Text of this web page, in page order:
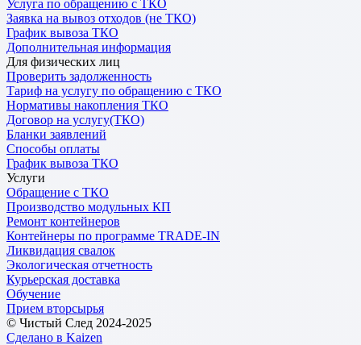
Услуга по обращению с ТКО
Заявка на вывоз отходов (не ТКО)
График вывоза ТКО
Дополнительная информация
Для физических лиц
Проверить задолженность
Тариф на услугу по обращению с ТКО
Нормативы накопления ТКО
Договор на услугу(ТКО)
Бланки заявлений
Способы оплаты
График вывоза ТКО
Услуги
Обращение с ТКО
Производство модульных КП
Ремонт контейнеров
Контейнеры по программе TRADE-IN
Ликвидация свалок
Экологическая отчетность
Курьерская доставка
Обучение
Прием вторсырья
© Чистый След 2024-2025
Сделано в Kaizen